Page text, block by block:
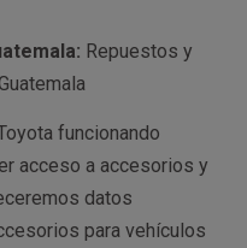
Repuestos y
funcionando
acceso a accesorios y
datos
para vehículos